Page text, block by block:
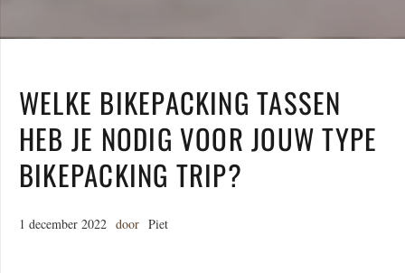
WELKE BIKEPACKING TASSEN
HEB JE NODIG VOOR JOUW TYPE
BIKEPACKING TRIP?
1 december 2022 door Piet